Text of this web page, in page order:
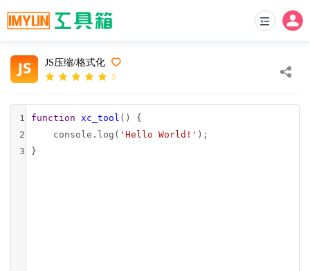
JS压缩/格式化
5
1 function xc_tool () {
2
console . log ( 'Hello World!' );
3
}